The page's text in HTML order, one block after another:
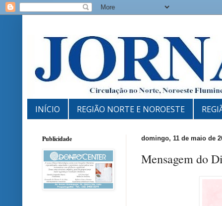
INÍCIO REGIÃO NORTE E NOROESTE
domingo, 11 de maio de
Mensagem do
Publicidade